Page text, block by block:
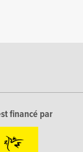
financé par